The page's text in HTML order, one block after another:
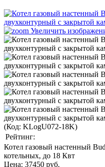
Увеличить
(Код: KLogU072-18K)
Рейтинг:
Котел газовый настенный
котельных, до 18 Квт
Цена: 37450 руб.